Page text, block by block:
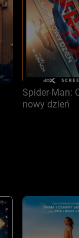
Spider-Man:
nowy dzień